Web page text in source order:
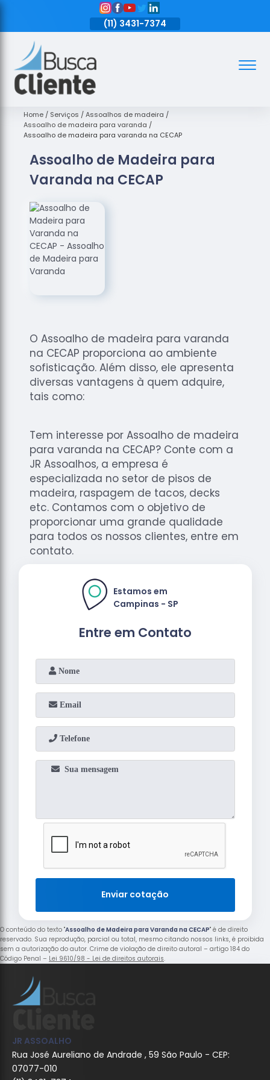
(11) 3431-7374
Assoalhos
de Madeira
Decks de
Empresas
de
de Madeira
Loja de
Assoalhos
Raspagem
de
Raspagem
de Tacos
de
Madeiras
Raspagens
Tacos de
Madeiras
Home Serviços
Assoalhos de madeira
Assoalho de madeira para varanda
Assoalho de madeira para varanda na CECAP
Assoalho de Madeira para
Varanda na CECAP
O Assoalho de madeira para varanda
na CECAP proporciona ao ambiente
sofisticação. Além disso, ele apresenta
diversas vantagens à quem adquire,
tais como:
Tem interesse por Assoalho de madeira
para varanda na CECAP? Conte com a
JR Assoalhos, a empresa é
especializada no setor de pisos de
madeira, raspagem de tacos, decks
etc. Contamos com o objetivo de
proporcionar uma grande qualidade
para todos os nossos clientes, entre em
contato.
Entre em Contato
Estamos em
Campinas - SP
Enviar cotação
O conteúdo do texto "Assoalho de Madeira para Varanda na CECAP" é de direito
reservado. Sua reprodução, parcial ou total, mesmo citando nossos links, é proibida
sem a autorização do autor. Crime de violação de direito autoral – artigo 184 do
Código Penal – Lei 9610/98 - Lei de direitos autorais.
JR ASSOALHO
Rua José Aureliano de Andrade , 59 São Paulo - CEP:
07077-010